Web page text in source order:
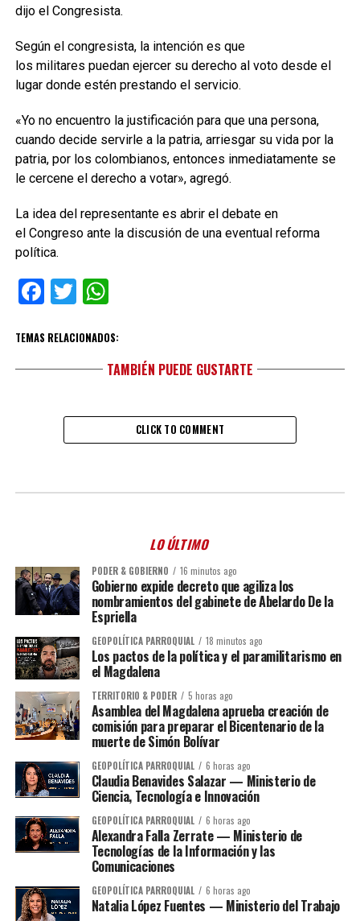
dijo el Congresista.
Según el congresista, la intención es que
los militares puedan ejercer su derecho al voto desde el
lugar donde estén prestando el servicio.
«Yo no encuentro la justificación para que una persona,
cuando decide servirle a la patria, arriesgar su vida por la
patria, por los colombianos, entonces inmediatamente se
le cercene el derecho a votar», agregó.
La idea del representante es abrir el debate en
el Congreso ante la discusión de una eventual reforma
política.
Facebook
TwitterWhatsApp
TEMAS RELACIONADOS:
TAMBIÉN PUEDE GUSTARTE
CLICK TO COMMENT
LO ÚLTIMO
PODER & GOBIERNO 16 minutos ago
Gobierno expide decreto que agiliza los
nombramientos del gabinete de Abelardo De la
Espriella
GEOPOLÍTICA PARROQUIAL 18 minutos ago
Los pactos de la política y el paramilitarismo en
el Magdalena
TERRITORIO & PODER 5 horas ago
Asamblea del Magdalena aprueba creación de
comisión para preparar el Bicentenario de la
muerte de Simón Bolívar
GEOPOLÍTICA PARROQUIAL 6 horas ago
Claudia Benavides Salazar — Ministerio de
Ciencia, Tecnología e Innovación
GEOPOLÍTICA PARROQUIAL 6 horas ago
Alexandra Falla Zerrate — Ministerio de
Tecnologías de la Información y las
Comunicaciones
GEOPOLÍTICA PARROQUIAL 6 horas ago
Natalia López Fuentes — Ministerio del Trabajo